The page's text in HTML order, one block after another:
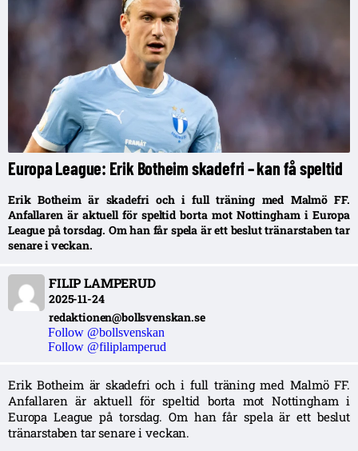
Europa League: Erik Botheim skadefri – kan få speltid
Erik Botheim är skadefri och i full träning med Malmö FF.
Anfallaren är aktuell för speltid borta mot Nottingham i Europa
League på torsdag. Om han får spela är ett beslut tränarstaben tar
senare i veckan.
FILIP LAMPERUD
2025-11-24
redaktionen@bollsvenskan.se
Follow @bollsvenskan
Follow @filiplamperud
Erik Botheim är skadefri och i full träning med Malmö FF.
Anfallaren är aktuell för speltid borta mot Nottingham i
Europa League på torsdag. Om han får spela är ett beslut
tränarstaben tar senare i veckan.